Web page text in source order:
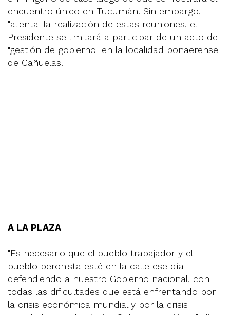
encuentro único en Tucumán. Sin embargo,
"alienta" la realización de estas reuniones, el
Presidente se limitará a participar de un acto de
"gestión de gobierno" en la localidad bonaerense
de Cañuelas.
A LA PLAZA
"Es necesario que el pueblo trabajador y el
pueblo peronista esté en la calle ese día
defendiendo a nuestro Gobierno nacional, con
todas las dificultades que está enfrentando por
la crisis económica mundial y por la crisis